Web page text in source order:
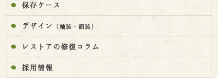
保存ケース
デザイン （軸装・額装）
レストアの修復コラム
採用情報